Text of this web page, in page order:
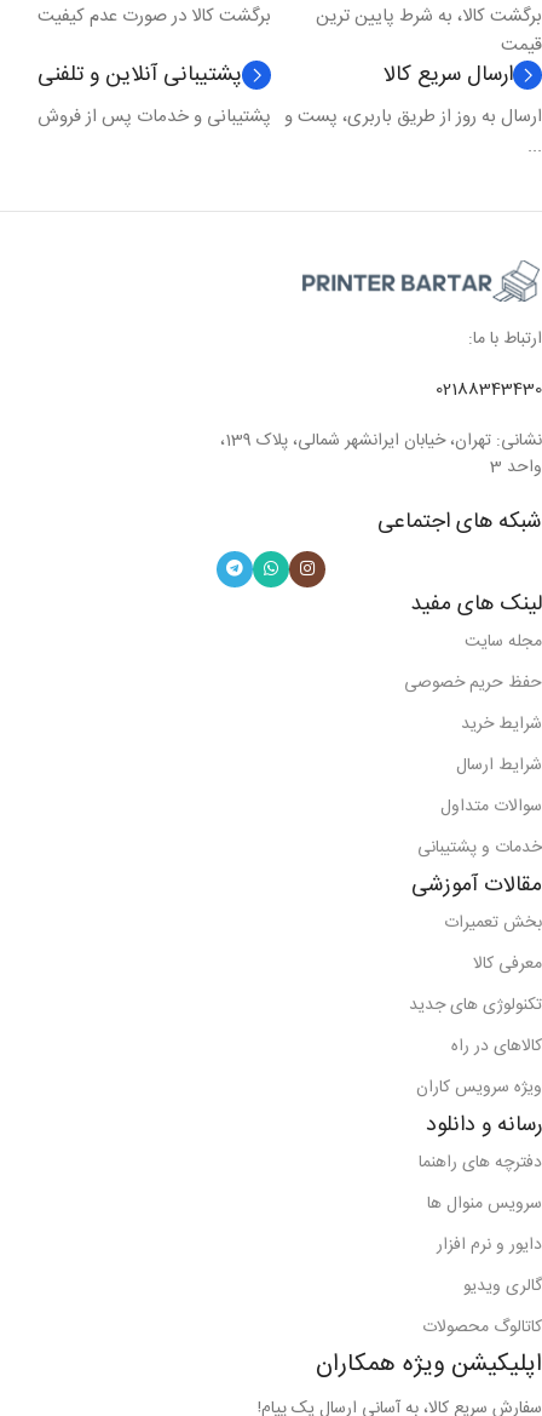
تکنولوژی چاپ لیزری
مدل چاپ
برگشت کالا، به شرط پایین ترین
قیمت
برگشت کالا در صورت عدم کیفیت
ارسال سریع کالا
ارسال به روز از طریق باربری، پست و
...
پشتیبانی آنلاین و تلفنی
پشتیبانی و خدمات پس از فروش
ارتباط با ما:
02188343430
نشانی: تهران، خیابان ایرانشهر شمالی، پلاک 139،
واحد 3
شبکه های اجتماعی
لینک های مفید
مجله سایت
حفظ حریم خصوصی
شرایط خرید
شرایط ارسال
سوالات متداول
خدمات و پشتیبانی
مقالات آموزشی
بخش تعمیرات
معرفی کالا
تکنولوژی های جدید
کالاهای در راه
ویژه سرویس کاران
رسانه و دانلود
دفترچه های راهنما
سرویس منوال ها
دایور و نرم افزار
گالری ویدیو
کاتالوگ محصولات
اپلیکیشن ویژه همکاران
سفارش سریع کالا، به آسانیِ ارسال یک پیام!